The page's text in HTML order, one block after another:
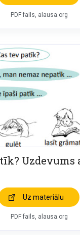
PDF fails, alausa.org
Uzdevums
Uz materiālu
PDF fails, alausa.org